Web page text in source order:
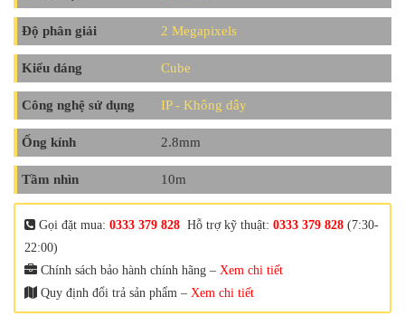
Độ phân giải 2 Megapixels
Kiểu dáng Cube
Công nghệ sử dụng IP - Không dây
Ống kính 2.8mm
Tầm nhìn 10m
Gọi đặt mua: 0333 379 828 Hỗ trợ kỹ thuật: 0333 379 828 (7:30-
22:00)
Chính sách bảo hành chính hãng – Xem chi tiết
Quy định đổi trả sản phẩm – Xem chi tiết